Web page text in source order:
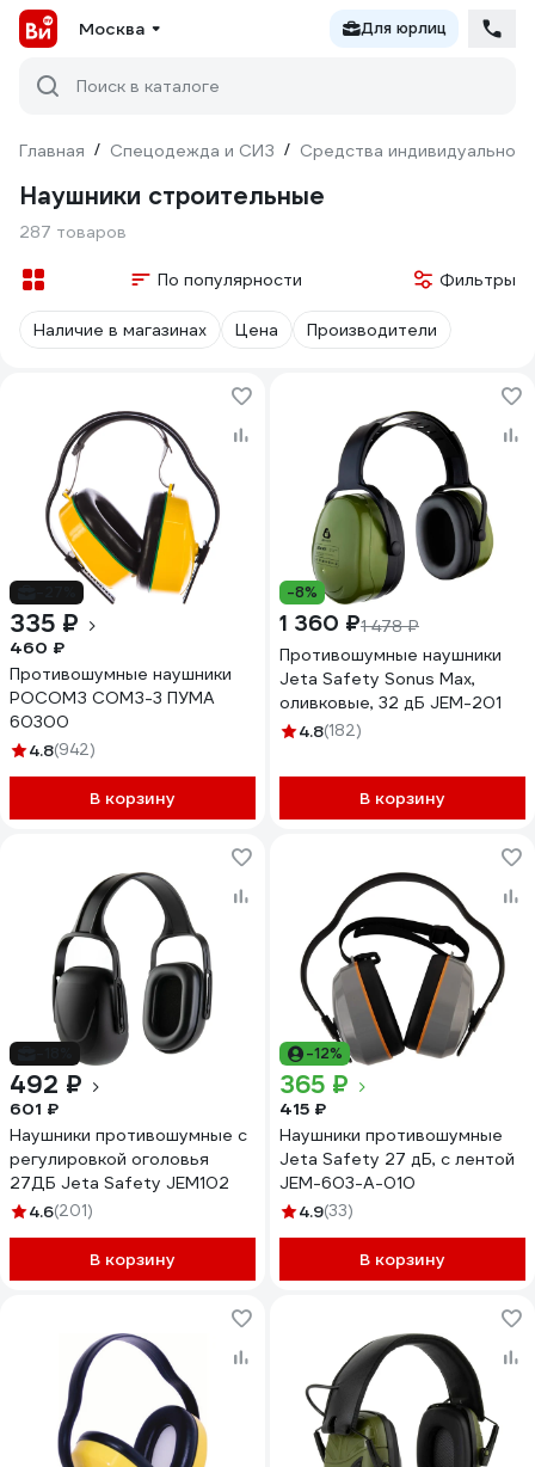
Москва Для юрлиц
Поиск в каталоге
Главная / Спецодежда и СИЗ / Средства индивидуальной
Наушники строительные
287 товаров
По популярности Фильтры
Наличие в магазинах Цена Производители
335 ₽
460 ₽
Противошумные наушники
РОСОМЗ СОМЗ-3 ПУМА
60300
4.8(942)
В корзину
-8%
1 360 ₽1 478 ₽
Противошумные наушники
Jeta Safety Sonus Max,
оливковые, 32 дБ JEM-201
4.8(182)
В корзину
492 ₽
601 ₽
Наушники противошумные с
регулировкой оголовья
27ДБ Jeta Safety JEM102
4.6(201)
В корзину
-12%
365 ₽
415 ₽
Наушники противошумные
Jeta Safety 27 дБ, с лентой
JEM-603-A-010
4.9(33)
В корзину